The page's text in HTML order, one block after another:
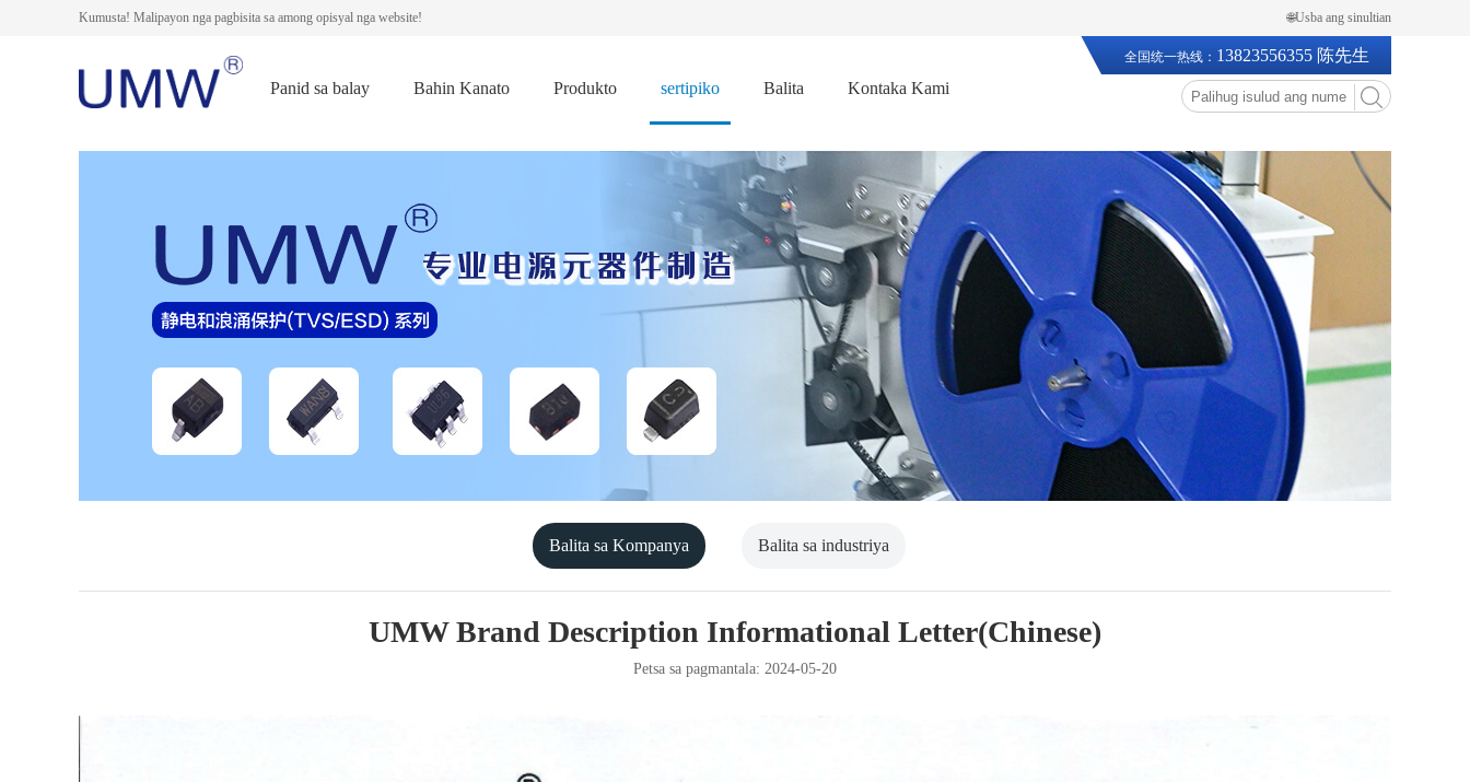
Kumusta! Malipayon nga pagbisita sa among opisyal nga website! 🌐Usba ang sinultian
Panid sa balay Bahin Kanato Produkto sertipiko Balita Kontaka Kami
全国统一热线： 13823556355 陈先生
Balita sa Kompanya Balita sa industriya
UMW Brand Description Informational Letter(Chinese)
Petsa sa pagmantala: 2024-05-20